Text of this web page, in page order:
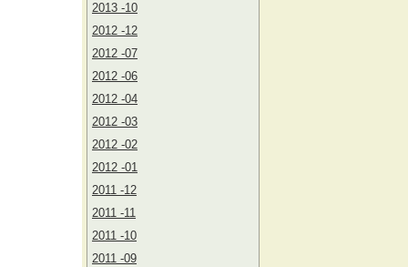
2013 -10
2012 -12
2012 -07
2012 -06
2012 -04
2012 -03
2012 -02
2012 -01
2011 -12
2011 -11
2011 -10
2011 -09